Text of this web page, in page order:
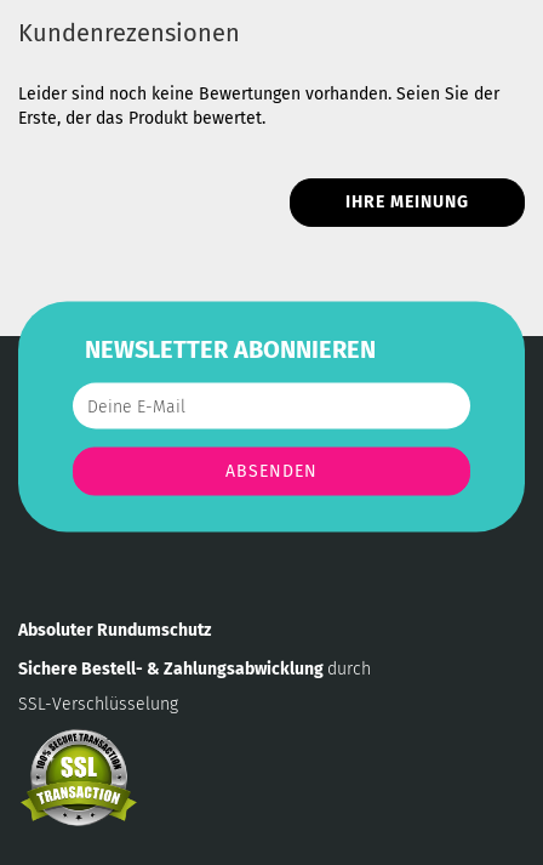
Kundenrezensionen
Leider sind noch keine Bewertungen vorhanden. Seien Sie der
Erste, der das Produkt bewertet.
IHRE MEINUNG
NEWSLETTER ABONNIEREN
Absoluter Rundumschutz
Sichere Bestell- & Zahlungsabwicklung durch
SSL-Verschlüsselung